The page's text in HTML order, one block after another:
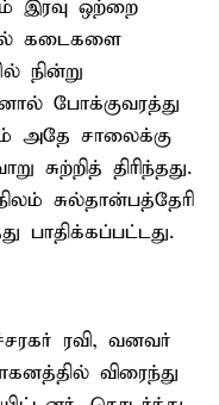
இரவு ஒற்றை
கடைகளை
நின்று
போக்குவரத்து
அதே சாலைக்கு
சுற்றித் திரிந்தது.
சுல்தான்பத்தேரி
பாதிக்கப்பட்டது.
ரவி, வனவர்
விரைந்து